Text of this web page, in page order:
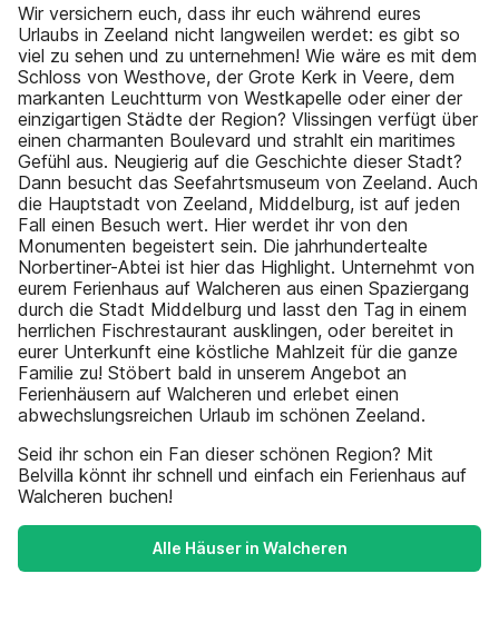
Wir versichern euch, dass ihr euch während eures
Urlaubs in Zeeland nicht langweilen werdet: es gibt so
viel zu sehen und zu unternehmen! Wie wäre es mit dem
Schloss von Westhove, der Grote Kerk in Veere, dem
markanten Leuchtturm von Westkapelle oder einer der
einzigartigen Städte der Region? Vlissingen verfügt über
einen charmanten Boulevard und strahlt ein maritimes
Gefühl aus. Neugierig auf die Geschichte dieser Stadt?
Dann besucht das Seefahrtsmuseum von Zeeland. Auch
die Hauptstadt von Zeeland, Middelburg, ist auf jeden
Fall einen Besuch wert. Hier werdet ihr von den
Monumenten begeistert sein. Die jahrhundertealte
Norbertiner-Abtei ist hier das Highlight. Unternehmt von
eurem Ferienhaus auf Walcheren aus einen Spaziergang
durch die Stadt Middelburg und lasst den Tag in einem
herrlichen Fischrestaurant ausklingen, oder bereitet in
eurer Unterkunft eine köstliche Mahlzeit für die ganze
Familie zu! Stöbert bald in unserem Angebot an
Ferienhäusern auf Walcheren und erlebet einen
abwechslungsreichen Urlaub im schönen Zeeland.
Seid ihr schon ein Fan dieser schönen Region? Mit
Belvilla könnt ihr schnell und einfach ein Ferienhaus auf
Walcheren buchen!
Alle Häuser in Walcheren